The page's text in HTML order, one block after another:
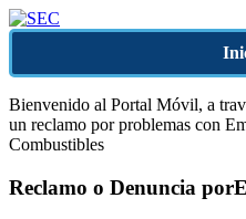
Bienvenido al Portal Móvil, a
un reclamo por problemas con
Combustibles
Reclamo o Denuncia por